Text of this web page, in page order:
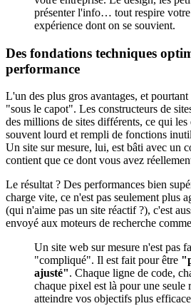
présenter l'info… tout respire votre
expérience dont on se souvient.
Des fondations techniques
performance
L'un des plus gros avantages, et
"sous le capot". Les constructeurs de
des millions de sites différents, ce qui
souvent lourd et rempli de fonctions
Un site sur mesure, lui, est bâti avec un
contient que ce dont vous avez
Le résultat ? Des performances bien
charge vite, ce n'est pas seulement plus
(qui n'aime pas un site réactif ?), c'est
envoyé aux moteurs de recherche
Un site web sur mesure n'est pas
"compliqué". Il est fait pour être
ajusté". Chaque ligne de code,
chaque pixel est là pour une seule
atteindre vos objectifs plus